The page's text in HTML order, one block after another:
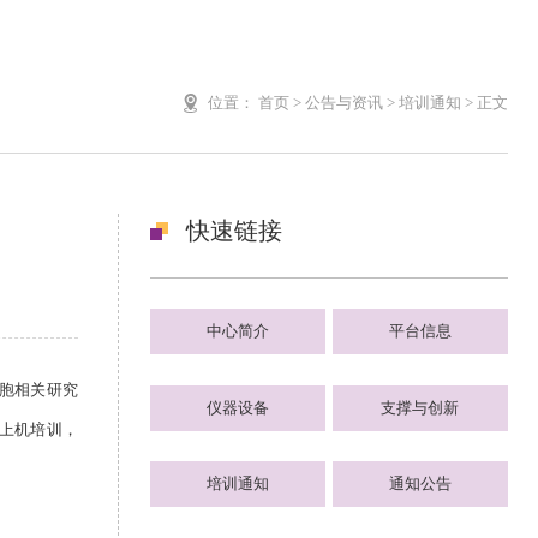
位置： 首页> 公告与资讯> 培训通知 > 正文
相关研究
机培训，
快速链接
中心简介 平台信息
仪器设备 支撑与创新
培训通知 通知公告